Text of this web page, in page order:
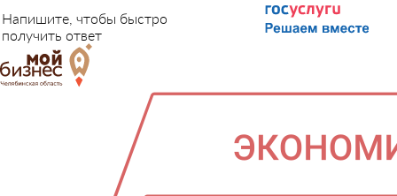
Напишите, чтобы быстро
получить ответ